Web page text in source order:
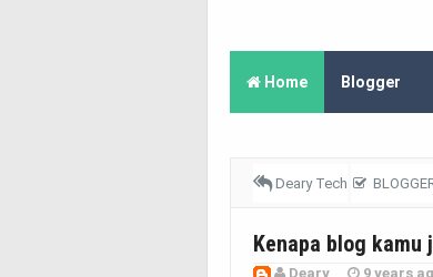
Home Blogger
Deary Tech
Kenapa blog kamu
Deary 9 years